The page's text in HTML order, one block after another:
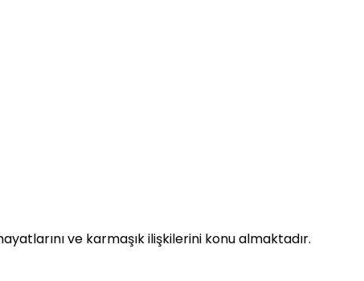
ve karmaşık ilişkilerini konu almaktadır.